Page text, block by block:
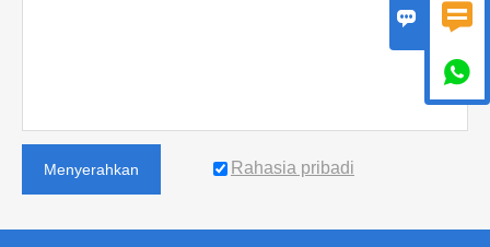
Menyerahkan Rahasia pribadi
 
